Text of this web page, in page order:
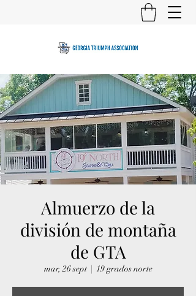
Almuerzo de la
división de montaña
de GTA
mar, 26 sept
  |
19 grados norte